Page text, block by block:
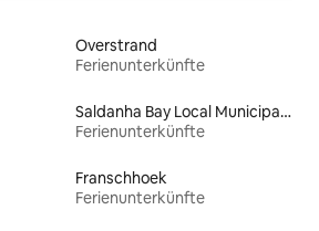
Overstrand
Ferienunterkünfte
Saldanha Bay Local Municipality
Ferienunterkünfte
Franschhoek
Ferienunterkünfte